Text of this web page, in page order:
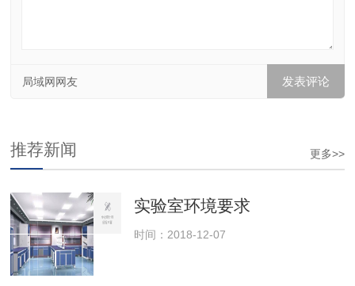
局域网网友
更多>>
推荐新闻
实验室环境要求
时间：2018-12-07